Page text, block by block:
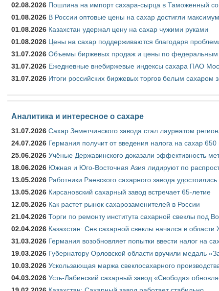
02.08.2026 Пошлина на импорт сахара-сырца в Таможенный
01.08.2026 В России оптовые цены на сахар достигли
01.08.2026 Казахстан удержал цену на сахар чужими руками
01.08.2026 Цены на сахар поддерживаются благодаря
31.07.2026 Объемы биржевых продаж и цены по федеральным
31.07.2026 Ежедневные внебиржевые индексы сахара ПАО
31.07.2026 Итоги российских биржевых торгов белым сахаром
Аналитика и интересное о сахаре
31.07.2026 Сахар Земетчинского завода стал лауреатом
24.07.2026 Германия получит от введения налога на сахар
25.06.2026 Учёные Державинского доказали эффективность
18.06.2026 Южная и Юго-Восточная Азия лидируют по
13.05.2026 Работники Раевского сахарного завода удостоились
13.05.2026 Кирсановский сахарный завод встречает 65-летие
12.05.2026 Как растет рынок сахарозаменителей в России
21.04.2026 Торги по ремонту института сахарной свеклы под
02.04.2026 Казахстан: Сев сахарной свеклы начался в области
31.03.2026 Германия возобновляет попытки ввести налог на
19.03.2026 Губернатору Орловской области вручили медаль
10.03.2026 Ускользающая маржа свеклосахарного
04.03.2026 Усть-Лабинский сахарный завод «Свобода»